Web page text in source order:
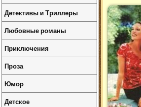
Детективы и Триллеры
Любовные романы
Приключения
Проза
Юмор
Детское